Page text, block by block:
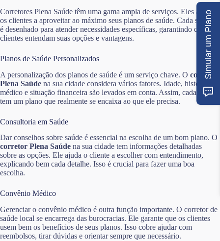
Corretores Plena Saúde têm uma gama ampla de serviços. Eles ajudam
os clientes a aproveitar ao máximo seus planos de saúde. Cada serviço
é desenhado para atender necessidades específicas, garantindo que os
clientes entendam suas opções e vantagens.
Planos de Saúde Personalizados
A personalização dos planos de saúde é um serviço chave. O corretor
Plena Saúde na sua cidade considera vários fatores. Idade, histórico
médico e situação financeira são levados em conta. Assim, cada cliente
tem um plano que realmente se encaixa ao que ele precisa.
Consultoria em Saúde
Dar conselhos sobre saúde é essencial na escolha de um bom plano. O
corretor Plena Saúde na sua cidade tem informações detalhadas
sobre as opções. Ele ajuda o cliente a escolher com entendimento,
explicando bem cada detalhe. Isso é crucial para fazer uma boa
escolha.
Convênio Médico
Gerenciar o convênio médico é outra função importante. O corretor de
saúde local se encarrega das burocracias. Ele garante que os clientes
usem bem os benefícios de seus planos. Isso cobre ajudar com
reembolsos, tirar dúvidas e orientar sempre que necessário.
Simular um Plano